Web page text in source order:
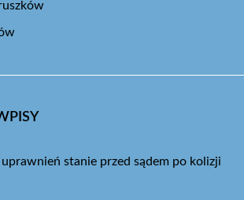
stanie przed sądem po kolizji